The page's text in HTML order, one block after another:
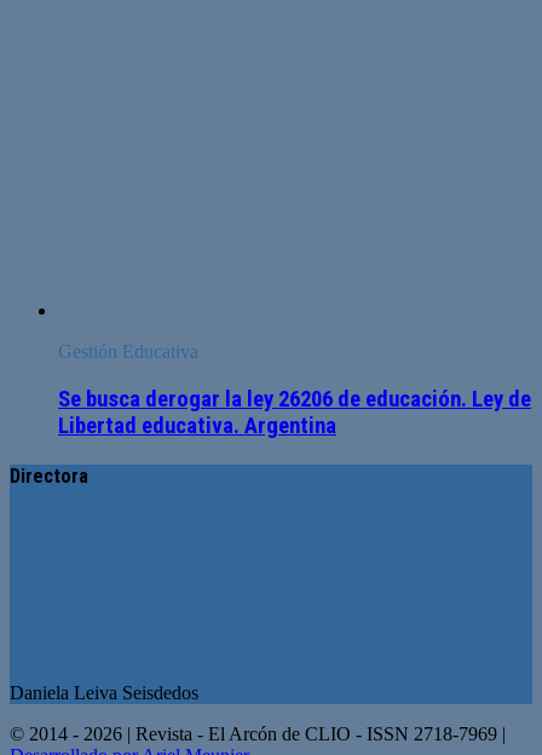
Gestión Educativa
Se busca derogar la ley 26206 de educación. Ley de
Libertad educativa. Argentina
Directora
Daniela Leiva Seisdedos
© 2014 - 2026 | Revista - El Arcón de CLIO - ISSN 2718-7969 |